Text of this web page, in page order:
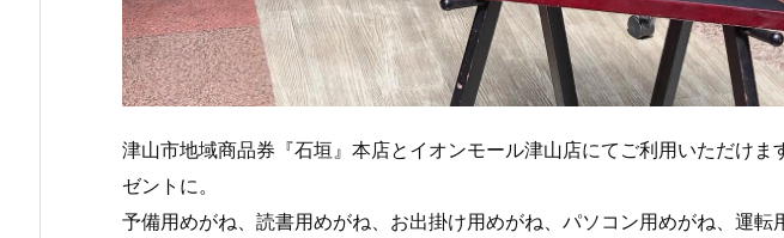
津山市地域商品券『石垣』本店とイオンモール津山店にてご利用いただけま
ゼントに。
予備用めがね、読書用めがね、お出掛け用めがね、パソコン用めがね、運転